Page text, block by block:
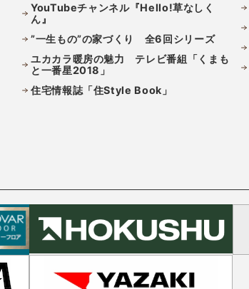
YouTubeチャンネル『Hello!草なしく
ん』
”一生もの”の家づくり 全6回シリーズ
ユカカラ暖房の魅力 テレビ番組「くまも
と一番星2018」
住宅情報誌「住Style Book」